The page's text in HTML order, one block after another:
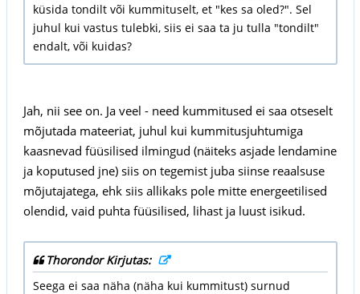
küsida tondilt või kummituselt, et "kes sa oled?". Sel
juhul kui vastus tulebki, siis ei saa ta ju tulla "tondilt"
endalt, või kuidas?
Jah, nii see on. Ja veel - need kummitused ei saa otseselt
mõjutada mateeriat, juhul kui kummitusjuhtumiga
kaasnevad füüsilised ilmingud (näiteks asjade lendamine
ja koputused jne) siis on tegemist juba siinse reaalsuse
mõjutajatega, ehk siis allikaks pole mitte energeetilised
olendid, vaid puhta füüsilised, lihast ja luust isikud.
Thorondor Kirjutas:
Seega ei saa näha (näha kui kummitust) surnud